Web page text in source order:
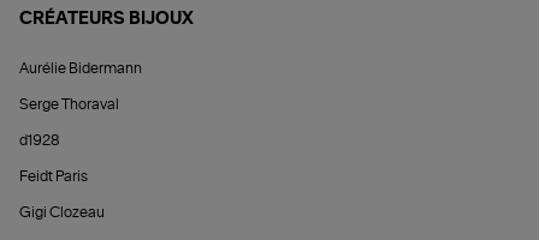
CRÉATEURS BIJOUX
Aurélie Bidermann
Serge Thoraval
d1928
Feidt Paris
Gigi Clozeau